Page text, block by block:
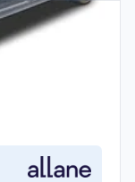
Plus 6-